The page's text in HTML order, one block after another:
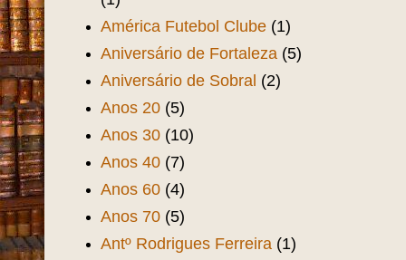
América Futebol Clube (1)
Aniversário de Fortaleza (5)
Aniversário de Sobral (2)
Anos 20 (5)
Anos 30 (10)
Anos 40 (7)
Anos 60 (4)
Anos 70 (5)
Antº Rodrigues Ferreira (1)